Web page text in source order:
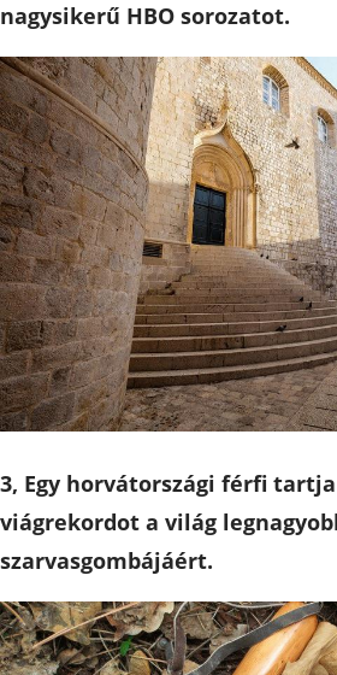
nagysikerű HBO sorozatot.
3, Egy horvátországi férfi
viágrekordot a világ
szarvasgombájáért.